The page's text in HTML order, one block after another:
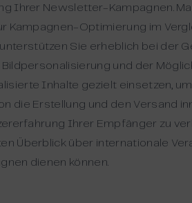
Ihrer Newsletter-Kampagnen.
Kampagnen-Optimierung im
Sie erheblich bei der
und der
Inhalte gezielt einsetzen,
die Erstellung und den Versand
Ihrer Empfänger zu
Überblick über internationale
dienen können.